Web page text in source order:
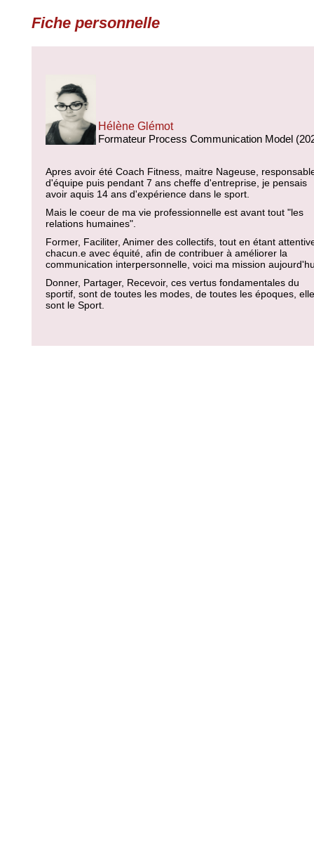
Fiche personnelle
Hélène Glémot
Formateur Process Communication Model
Apres avoir été Coach Fitness, maitre Nageuse,
d'équipe puis pendant 7 ans cheffe d'entreprise, je pensais
avoir aquis 14 ans d'expérience dans le sport.
Mais le coeur de ma vie professionnelle est avant tout "les
relations humaines".
Former, Faciliter, Animer des collectifs, tout en étant
chacun.e avec équité, afin de contribuer à améliorer la
communication interpersonnelle, voici ma mission
Donner, Partager, Recevoir, ces vertus fondamentales du
sportif, sont de toutes les modes, de toutes les époques,
sont le Sport.